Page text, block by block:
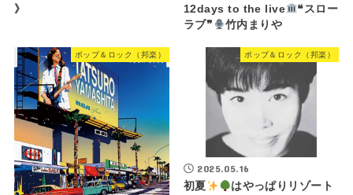
》
12days to the live
❝スロー
ラブ❞
竹内まりや
ポップ＆ロック（邦楽） ポップ＆ロック（邦楽）
2025.05.16
初夏
はやっぱりリゾート